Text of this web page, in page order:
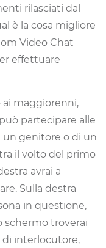
rilasciati dal
è la cosa migliore
Video Chat
effettuare
ai maggiorenni,
partecipare alle
un genitore o di un
il volto del primo
avrai a
Sulla destra
in questione,
schermo troverai
interlocutore,